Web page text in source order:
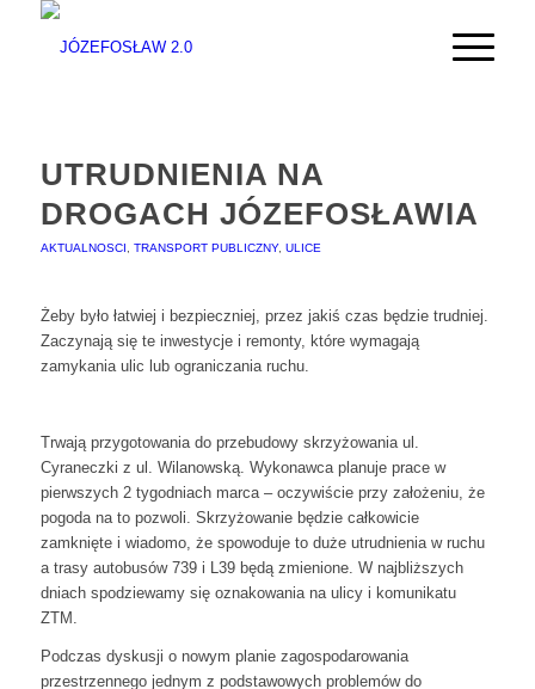
UTRUDNIENIA NA
DROGACH JÓZEFOSŁAWIA
AKTUALNOSCI TRANSPORT PUBLICZNY, ULICE
Żeby było łatwiej i bezpieczniej, przez jakiś czas będzie trudniej.
Zaczynają się te inwestycje i remonty, które wymagają
zamykania ulic lub ograniczania ruchu.
Trwają przygotowania do przebudowy skrzyżowania ul.
Cyraneczki z ul. Wilanowską. Wykonawca planuje prace w
pierwszych 2 tygodniach marca – oczywiście przy założeniu, że
pogoda na to pozwoli. Skrzyżowanie będzie całkowicie
zamknięte i wiadomo, że spowoduje to duże utrudnienia w ruchu
a trasy autobusów 739 i L39 będą zmienione. W najbliższych
dniach spodziewamy się oznakowania na ulicy i komunikatu
ZTM.
Podczas dyskusji o nowym planie zagospodarowania
przestrzennego jednym z podstawowych problemów do